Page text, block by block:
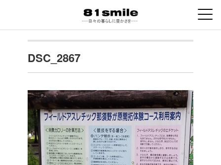
DSC_2867